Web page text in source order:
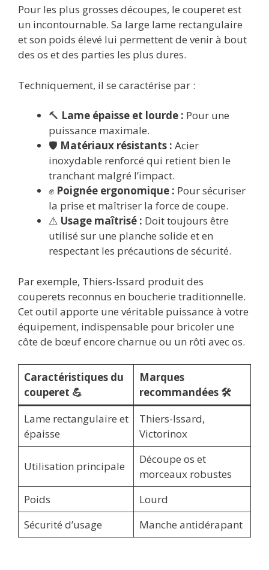
Pour les plus grosses découpes, le couperet est
un incontournable. Sa large lame rectangulaire
et son poids élevé lui permettent de venir à bout
des os et des parties les plus dures.
Techniquement, il se caractérise par :
🔨 Lame épaisse et lourde : Pour une
puissance maximale.
🛡️ Matériaux résistants : Acier
inoxydable renforcé qui retient bien le
tranchant malgré l’impact.
✊ Poignée ergonomique : Pour sécuriser
la prise et maîtriser la force de coupe.
⚠️ Usage maîtrisé : Doit toujours être
utilisé sur une planche solide et en
respectant les précautions de sécurité.
Par exemple, Thiers-Issard produit des
couperets reconnus en boucherie traditionnelle.
Cet outil apporte une véritable puissance à votre
équipement, indispensable pour bricoler une
côte de bœuf encore charnue ou un rôti avec os.
Caractéristiques du
couperet 💪
Marques
recommandées 🛠️
Lame rectangulaire et
épaisse
Thiers-Issard,
Victorinox
Utilisation principale
Découpe os et
morceaux robustes
Poids
Lourd
Sécurité d’usage
Manche antidérapant